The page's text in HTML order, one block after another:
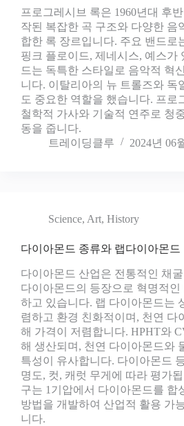
프로그레시브 록은 1960년대 후
작된 복잡한 곡 구조와 다양한 음
합한 록 장르입니다. 주요 밴드로
핑크 플로이드, 제네시스, 예스가
드는 독특한 스타일로 음악적 혁
니다. 이탈리아의 뉴 트롤즈와 독
도 중요한 역할을 했습니다. 프로
철학적 가사와 기술적 연주로 청
동을 줍니다.
트레이딩클루
2024년 06
Science, Art, History
다이아몬드 종류와 랩다이아몬드
다이아몬드 산업은 전통적인 채
다이아몬드의 등장으로 혁명적인
하고 있습니다. 랩 다이아몬드는
렴하고 환경 친화적이며, 천연 다
해 가격이 저렴합니다. HPHT와
해 생산되며, 천연 다이아몬드와
특성이 유사합니다. 다이아몬드
명도, 컷, 캐럿 무게에 따라 평가
구는 1기압에서 다이아몬드를 합
방법을 개발하여 산업적 활용 가
니다.